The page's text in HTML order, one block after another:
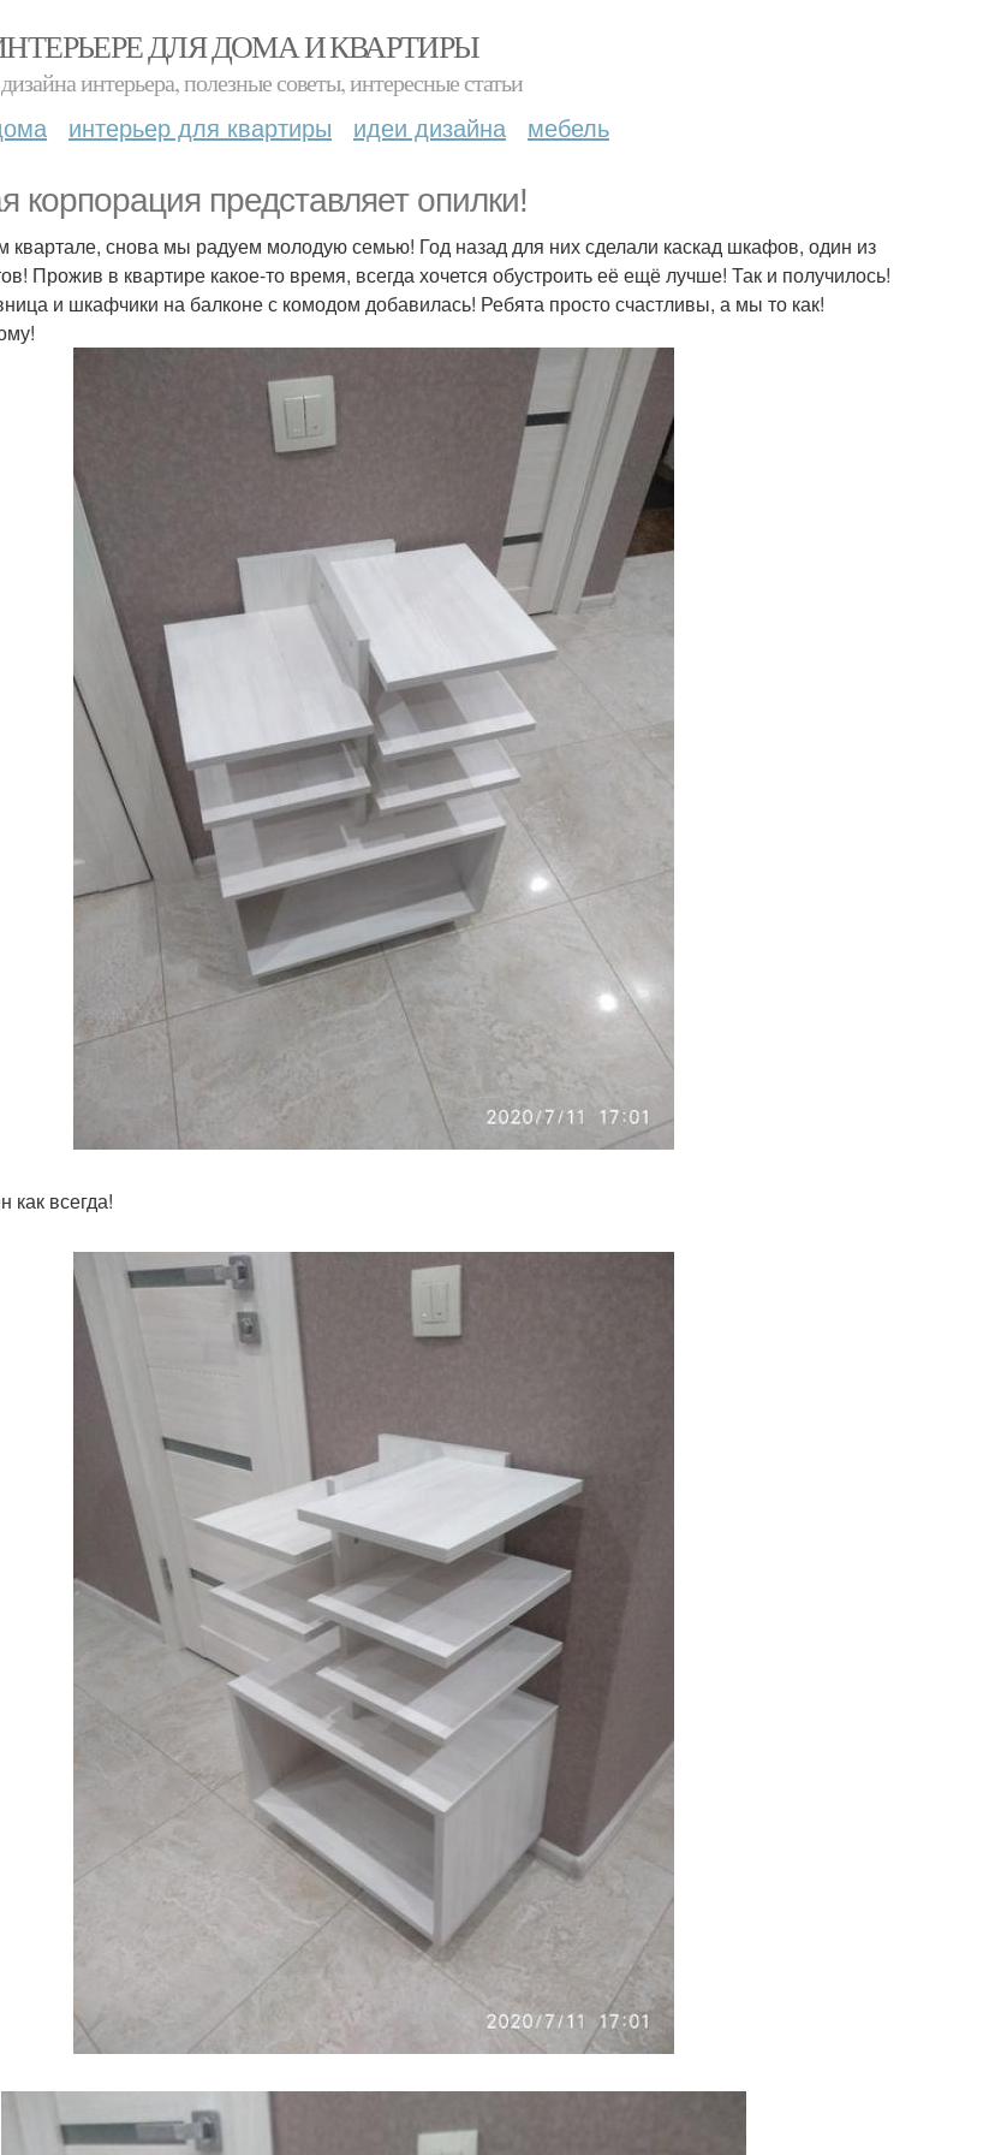
ДЛЯ ДОМА И КВАРТИРЫ
интерьера, полезные советы, интересные статьи
интерьер для квартиры идеи дизайна мебель
корпорация представляет опилки!
квартале, снова мы радуем молодую семью! Год назад для них сделали каскад шкафов, один из
Прожив в квартире какое-то время, всегда хочется обустроить её ещё лучше! Так и получилось!
и шкафчики на балконе с комодом добавилась! Ребята просто счастливы, а мы то как!
как всегда!